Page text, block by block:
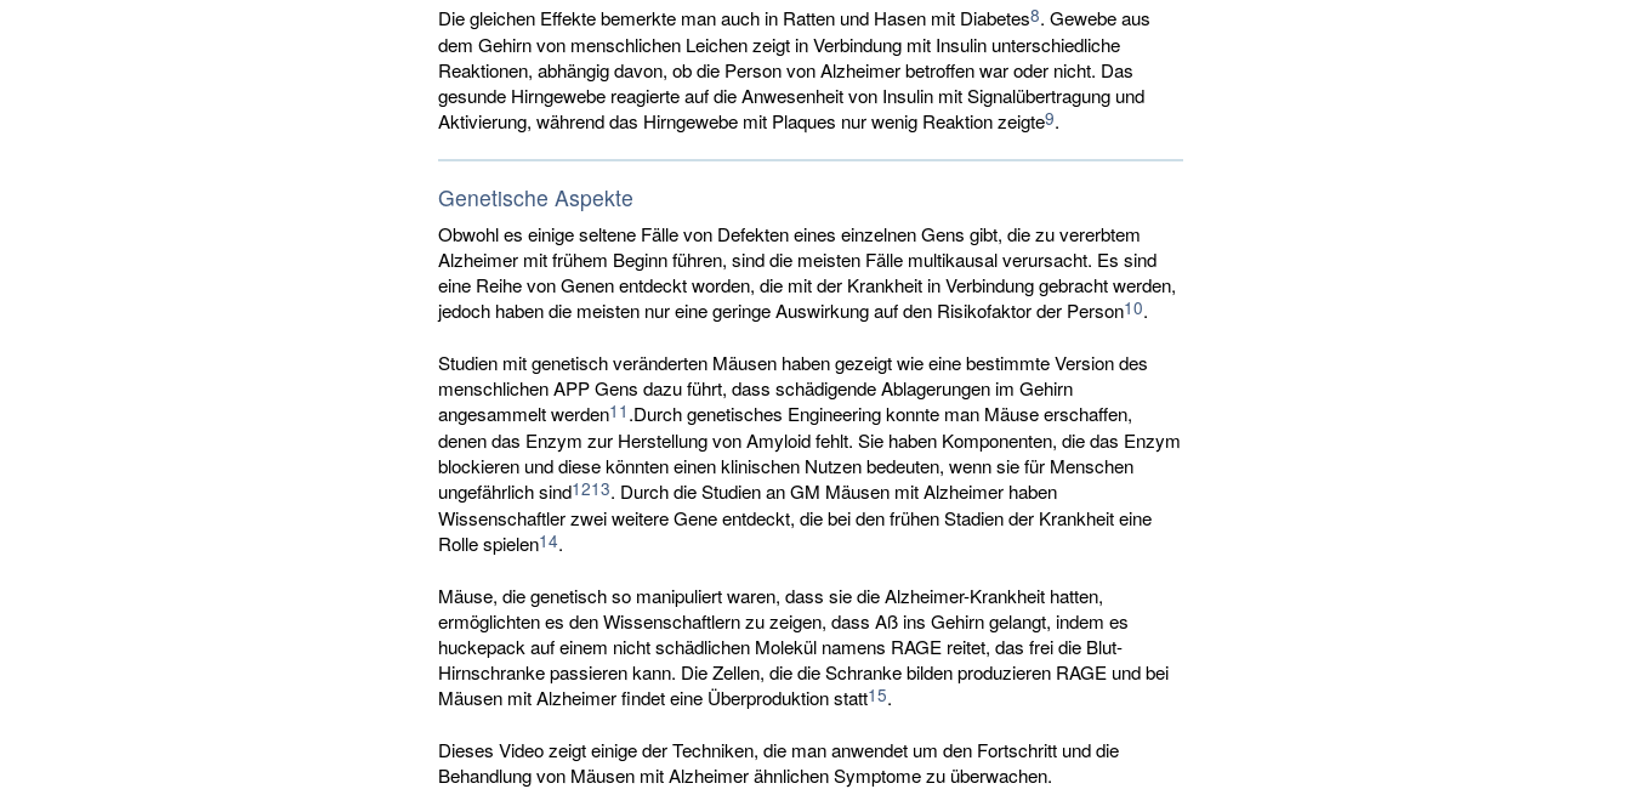
Die gleichen Effekte bemerkte man auch in Ratten und Hasen mit Diabetes8. Gewebe aus
dem Gehirn von menschlichen Leichen zeigt in Verbindung mit Insulin unterschiedliche
Reaktionen, abhängig davon, ob die Person von Alzheimer betroffen war oder nicht. Das
gesunde Hirngewebe reagierte auf die Anwesenheit von Insulin mit Signalübertragung und
Aktivierung, während das Hirngewebe mit Plaques nur wenig Reaktion zeigte9.
Genetische Aspekte
Obwohl es einige seltene Fälle von Defekten eines einzelnen Gens gibt, die zu vererbtem
Alzheimer mit frühem Beginn führen, sind die meisten Fälle multikausal verursacht. Es sind
eine Reihe von Genen entdeckt worden, die mit der Krankheit in Verbindung gebracht werden,
jedoch haben die meisten nur eine geringe Auswirkung auf den Risikofaktor der Person10.
Studien mit genetisch veränderten Mäusen haben gezeigt wie eine bestimmte Version des
menschlichen APP Gens dazu führt, dass schädigende Ablagerungen im Gehirn
angesammelt werden11 .Durch genetisches Engineering konnte man Mäuse erschaffen,
denen das Enzym zur Herstellung von Amyloid fehlt. Sie haben Komponenten, die das Enzym
blockieren und diese könnten einen klinischen Nutzen bedeuten, wenn sie für Menschen
ungefährlich sind1213. Durch die Studien an GM Mäusen mit Alzheimer haben
Wissenschaftler zwei weitere Gene entdeckt, die bei den frühen Stadien der Krankheit eine
Rolle spielen14.
Mäuse, die genetisch so manipuliert waren, dass sie die Alzheimer-Krankheit hatten,
ermöglichten es den Wissenschaftlern zu zeigen, dass Aß ins Gehirn gelangt, indem es
huckepack auf einem nicht schädlichen Molekül namens RAGE reitet, das frei die Blut-
Hirnschranke passieren kann. Die Zellen, die die Schranke bilden produzieren RAGE und bei
Mäusen mit Alzheimer findet eine Überproduktion statt15.
Dieses Video zeigt einige der Techniken, die man anwendet um den Fortschritt und die
Behandlung von Mäusen mit Alzheimer ähnlichen Symptome zu überwachen.